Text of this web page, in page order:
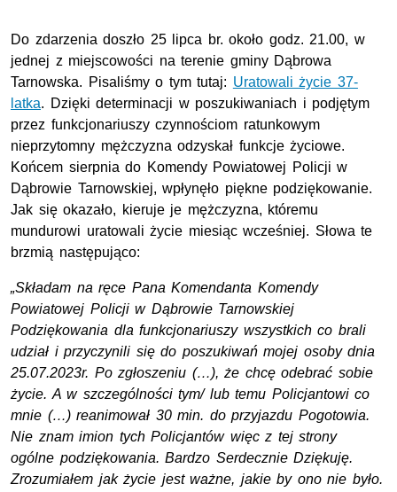
Do zdarzenia doszło 25 lipca br. około godz. 21.00, w
jednej z miejscowości na terenie gminy Dąbrowa
Tarnowska. Pisaliśmy o tym tutaj: Uratowali życie 37-
latka. Dzięki determinacji w poszukiwaniach i podjętym
przez funkcjonariuszy czynnościom ratunkowym
nieprzytomny mężczyzna odzyskał funkcje życiowe.
Końcem sierpnia do Komendy Powiatowej Policji w
Dąbrowie Tarnowskiej, wpłynęło piękne podziękowanie.
Jak się okazało, kieruje je mężczyzna, któremu
mundurowi uratowali życie miesiąc wcześniej. Słowa te
brzmią następująco:
„Składam na ręce Pana Komendanta Komendy
Powiatowej Policji w Dąbrowie Tarnowskiej
Podziękowania dla funkcjonariuszy wszystkich co brali
udział i przyczynili się do poszukiwań mojej osoby dnia
25.07.2023r. Po zgłoszeniu (…), że chcę odebrać sobie
życie. A w szczególności tym/ lub temu Policjantowi co
mnie (…) reanimował 30 min. do przyjazdu Pogotowia.
Nie znam imion tych Policjantów więc z tej strony
ogólne podziękowania. Bardzo Serdecznie Dziękuję.
Zrozumiałem jak życie jest ważne, jakie by ono nie było.